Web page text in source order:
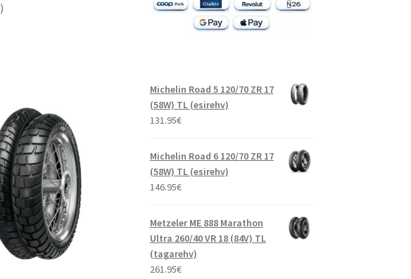
)
Michelin Road 5 120/70 ZR 17
(58W) TL (esirehv)
131.95€
Michelin Road 6 120/70 ZR 17
(58W) TL (esirehv)
146.95€
Metzeler ME 888 Marathon
Ultra 260/40 VR 18 (84V) TL
(tagarehv)
261.95€